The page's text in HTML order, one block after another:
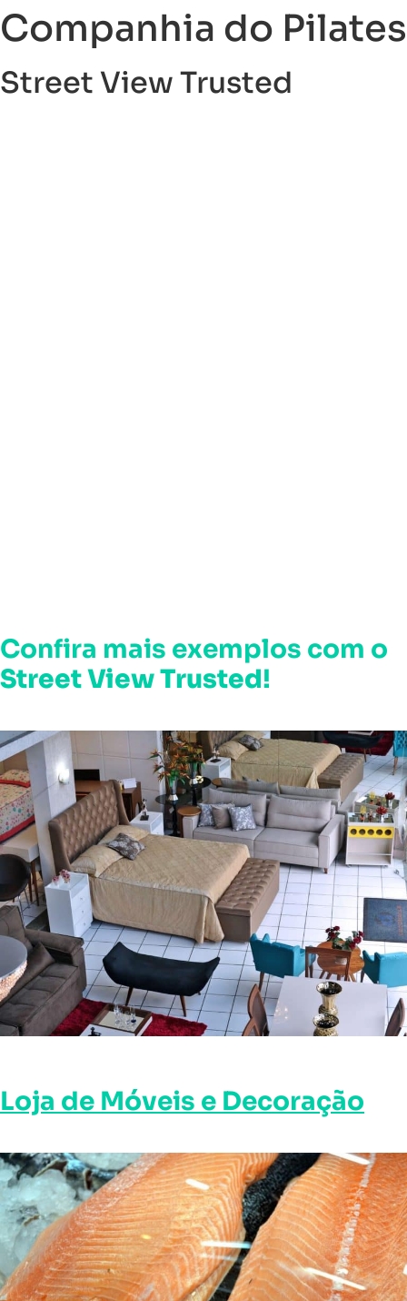
Companhia do Pilates
Street View Trusted
Confira mais exemplos com o
Street View Trusted!
Loja de Móveis e Decoração